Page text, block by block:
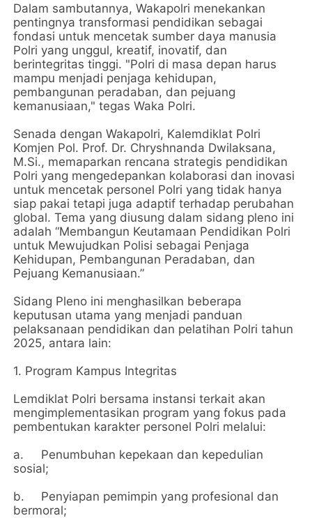
Dalam sambutannya, Wakapolri menekankan
pentingnya transformasi pendidikan sebagai
fondasi untuk mencetak sumber daya manusia
Polri yang unggul, kreatif, inovatif, dan
berintegritas tinggi. "Polri di masa depan harus
mampu menjadi penjaga kehidupan,
pembangunan peradaban, dan pejuang
kemanusiaan," tegas Waka Polri.
Senada dengan Wakapolri, Kalemdiklat Polri
Komjen Pol. Prof. Dr. Chryshnanda Dwilaksana,
M.Si., memaparkan rencana strategis pendidikan
Polri yang mengedepankan kolaborasi dan inovasi
untuk mencetak personel Polri yang tidak hanya
siap pakai tetapi juga adaptif terhadap perubahan
global. Tema yang diusung dalam sidang pleno ini
adalah “Membangun Keutamaan Pendidikan Polri
untuk Mewujudkan Polisi sebagai Penjaga
Kehidupan, Pembangunan Peradaban, dan
Pejuang Kemanusiaan.”
Sidang Pleno ini menghasilkan beberapa
keputusan utama yang menjadi panduan
pelaksanaan pendidikan dan pelatihan Polri tahun
2025, antara lain:
1.⁠ ⁠Program Kampus Integritas
Lemdiklat Polri bersama instansi terkait akan
mengimplementasikan program yang fokus pada
pembentukan karakter personel Polri melalui:
a.
Penumbuhan kepekaan dan kepedulian
sosial;
b.
Penyiapan pemimpin yang profesional dan
bermoral;